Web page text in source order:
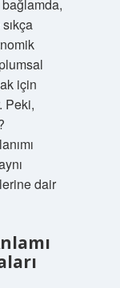
bağlamda,
için
Peki,
dair